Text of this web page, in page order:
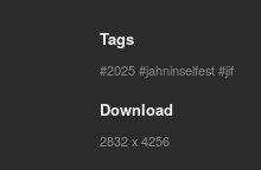
Tags
2025 jahninselfest jif
Download
2832 x 4256